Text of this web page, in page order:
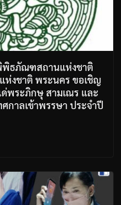
พิธภัณฑสถานแห่งชาติ
งชาติ พระนคร ขอเชิญ
พระภิกษุ สามเณร และ
กาลเข้าพรรษา ประจำปี